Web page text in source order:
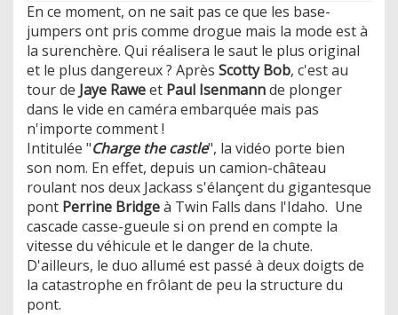
En ce moment, on ne sait pas ce que les base-
jumpers ont pris comme drogue mais la mode est à
la surenchère. Qui réalisera le saut le plus original
et le plus dangereux ? Après Scotty Bob, c'est au
tour de Jaye Raweet Paul Isenmannde plonger
dans le vide en caméra embarquée mais pas
n'importe comment !
Intitulée "Charge the castle", la vidéo porte bien
son nom. En effet, depuis un camion-château
roulant nos deux Jackass s'élançent du gigantesque
pont Perrine Bridgeà Twin Falls dans l'Idaho. Une
cascade casse-gueule si on prend en compte la
vitesse du véhicule et le danger de la chute.
D'ailleurs, le duo allumé est passé à deux doigts de
la catastrophe en frôlant de peu la structure du
pont.